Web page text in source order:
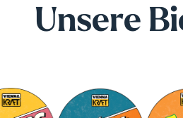
Unsere